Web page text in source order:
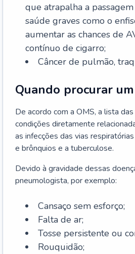
que atrapalha a
saúde graves como o
aumentar as chances de
contínuo de cigarro;
Câncer de pulmão,
Quando procurar
De acordo com a OMS, a lista
condições diretamente
as infecções das vias
e brônquios e a tuberculose.
Devido à gravidade dessas
pneumologista, por exemplo:
Cansaço sem esforço;
Falta de ar;
Tosse persistente ou
Rouquidão;